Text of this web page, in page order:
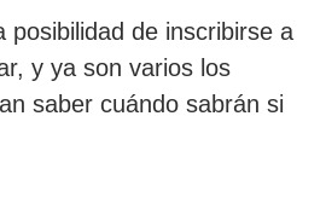
posibilidad de inscribirse a
y ya son varios los
saber cuándo sabrán si